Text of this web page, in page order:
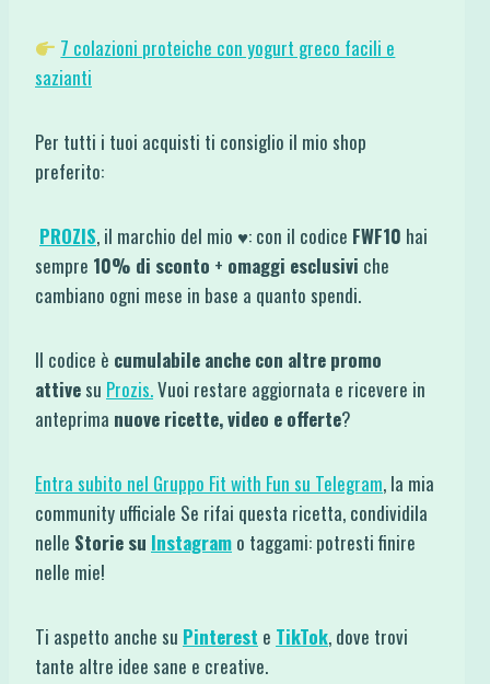
7 colazioni proteiche con yogurt greco facili e
sazianti
Per tutti i tuoi acquisti ti consiglio il mio shop
preferito:
PROZIS, il marchio del mio ♥: con il codice FWF10 hai
sempre 10% di sconto + omaggi esclusivi che
cambiano ogni mese in base a quanto spendi.
Il codice è cumulabile anche con altre promo
attive su Prozis.Vuoi restare aggiornata e ricevere in
anteprima nuove ricette, video e offerte?
Entra subito nel Gruppo Fit with Fun su Telegram, la mia
community ufficiale Se rifai questa ricetta, condividila
nelle Storie su Instagram o taggami: potresti finire
nelle mie!
Ti aspetto anche su Pinterest e TikTok, dove trovi
tante altre idee sane e creative.